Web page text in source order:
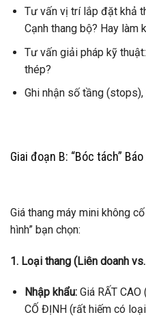
Tư vấn vị trí lắp đặt khả
Cạnh thang bộ? Hay làm
Tư vấn giải pháp kỹ
thép?
Ghi nhận số tầng
Giai đoạn B: “Bóc tách”
Giá thang máy mini không
hình” bạn chọn:
1. Loại thang (Liên doanh
Nhập khẩu:Giá RẤT
CỐ ĐỊNH (rất hiếm có